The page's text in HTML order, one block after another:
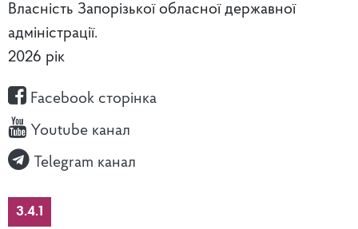
Власність Запорізької обласної державної
адміністрації.
2026 рік
Facebook сторінка
Youtube канал
Telegram канал
3.4.1